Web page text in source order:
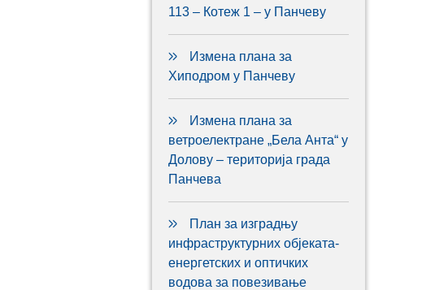
113 – Котеж 1 – у Панчеву
Измена плана за
Хиподром у Панчеву
Измена плана за
ветроелектране „Бела Анта“ у
Долову – територија града
Панчева
План за изградњу
инфраструктурних објеката-
енергетских и оптичких
водова за повезивање